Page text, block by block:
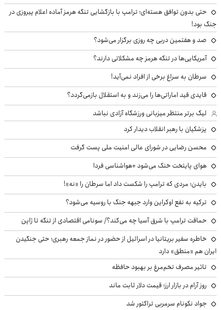
حتی بدون توافق هسته‌ای؛ ترامپ با بازگشایی تنگه هرمز آماده اعلام پیروزی در
جنگ بود!
صد و هفتمین دربی چه روزی برگزار می‌شود؟
آمریکایی‌ها در تنگه هرمز چه مشکلاتی دارند؟
سرطان به سراغ برخی از افراد نمی‌آید!
قایدی قید اماراتی‌ها را می‌زند و به استقلال بازمی‌گردد؟
لیگ برتر منتظر میزبانی ورزشگاه آزادی نباشد
پزشکیان با رهبر انقلاب دیدار کرد
محسن رضایی در شورای عالی امنیت ملی پست گرفت
هوای پایتخت خنک می‌شود +هواشناسی فردا
بایدن؛ مردی که ترامپ را شکست داد اما سرطان را «نه»!
ترکیه به نفع اوکراین وارد جبهه جنگ با روسیه می‌شود؟
حماقت ترامپ با شرق آسیا چه می‌کند؟/ سونامی اقتصادی از تنگه تا ژاپن
خاطره سفیر بریتانیا در اسرائیل از حضور در نماز جمعه رهبری؛ حتی جنگیدن
ایران هم «منطق» دارد
تاثیر مصرف تخم‌مرغ بر بهبود حافظه
روز آرام در بازار ارز؛ قیمت دلار ثابت ماند
جواد نکونام سرمربی تراکتور شد